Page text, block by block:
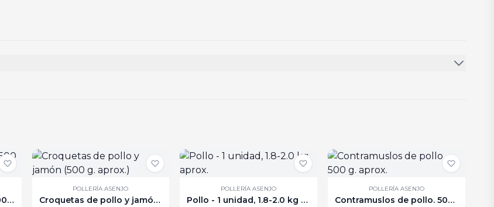
Carne picada de pavo. 500 g. aprox.
POLLERÍA ASENJO
Croquetas de pollo y jamón (500 g. aprox.)
POLLERÍA ASENJO
Pollo - 1 unidad, 1.8-2.0 kg aprox.
POLLERÍA ASENJO
Contramuslos de pollo. 500 g. aprox.